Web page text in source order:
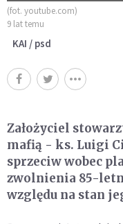
(fot. youtube.com)
9 lat temu
KAI / psd
Założyciel
mafią - ks. Luigi
sprzeciw wobec
zwolnienia 85-
względu na stan